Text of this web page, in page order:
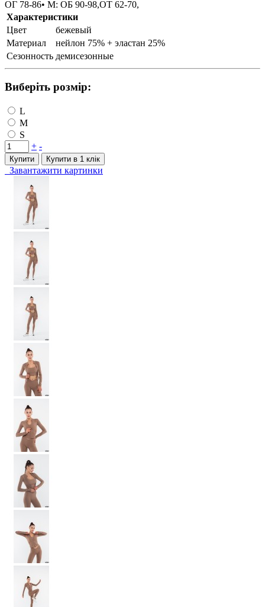
ОГ 78-86• M: ОБ 90-98,ОТ 62-70,
Характеристики
Цвет
бежевый
Материал
нейлон 75% + эластан 25%
Сезонность демисезонные
Виберіть розмір:
L
M
S
+ -
Купити Купити в 1 клiк
Завантажити картинки